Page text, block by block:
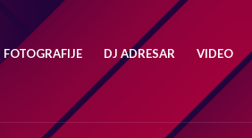
FOTOGRAFIJE DJ ADRESAR VIDEO